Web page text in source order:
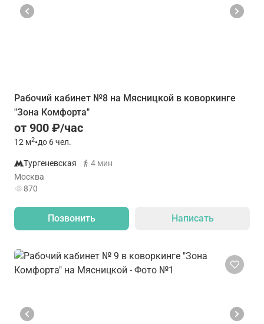
Рабочий кабинет №8 на Мясницкой в коворкинге
"Зона Комфорта"
от 900 ₽/час
12 м2•до 6 чел.
Тургеневская
4 мин
Москва
870
Позвонить Написать